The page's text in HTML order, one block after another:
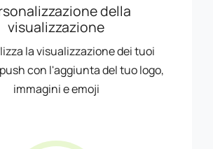
della
visualizzazione
la visualizzazione dei tuoi
con l'aggiunta del tuo logo,
immagini e emoji